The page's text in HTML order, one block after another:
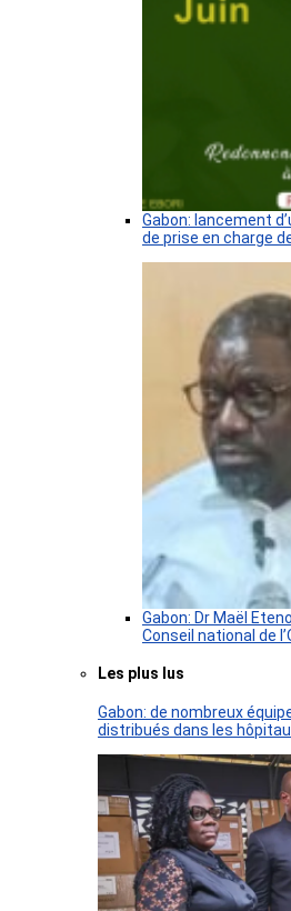
Gabon: lancement
de prise en charge
Gabon: Dr Maël
Conseil national de
Les plus lus
Gabon: de nombreux
distribués dans les